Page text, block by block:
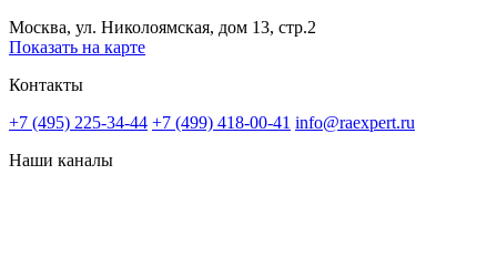
Москва, ул. Николоямская, дом 13, стр.2
Показать на карте
Контакты
+7 (495) 225-34-44 +7 (499) 418-00-41 info@raexpert.ru
Наши каналы